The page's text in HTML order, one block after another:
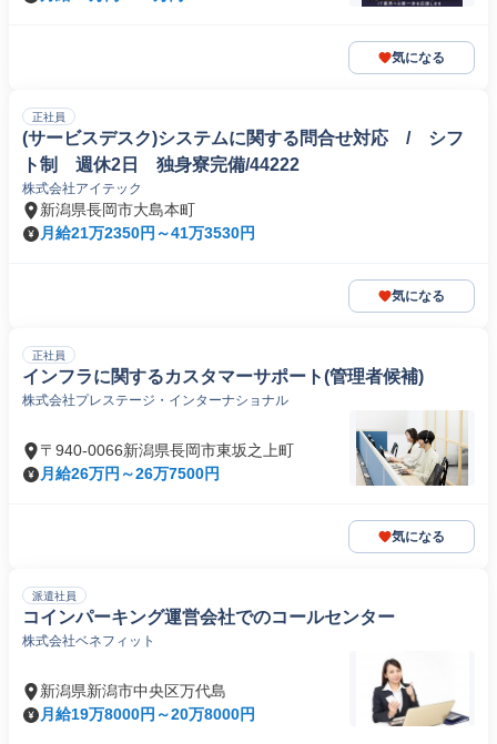
気になる
正社員
(サービスデスク)システムに関する問合せ対応 / シフ
ト制 週休2日 独身寮完備/44222
株式会社アイテック
新潟県長岡市大島本町
月給21万2350円～41万3530円
気になる
正社員
インフラに関するカスタマーサポート(管理者候補)
株式会社プレステージ・インターナショナル
〒940-0066新潟県長岡市東坂之上町
月給26万円～26万7500円
気になる
派遣社員
コインパーキング運営会社でのコールセンター
株式会社ベネフィット
新潟県新潟市中央区万代島
月給19万8000円～20万8000円